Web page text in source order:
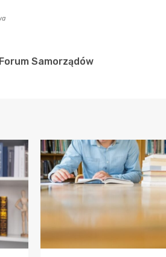
Samorządów